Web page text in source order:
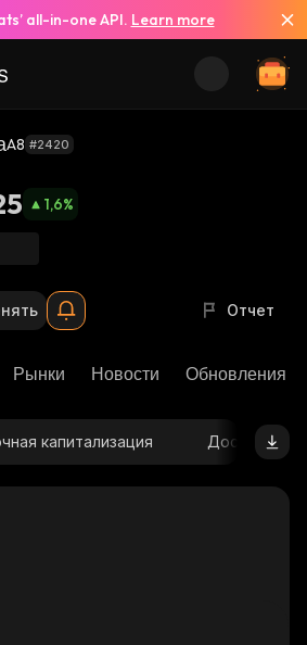
all-in-one API. Learn more
A8 #2420
1,6%
Отчет
Рынки Новости Обновления
капитализация Доступное